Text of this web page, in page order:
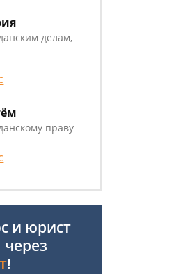
делам,
праву
и юрист
!